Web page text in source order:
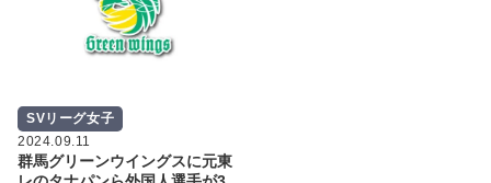
SVリーグ女子
2024.09.11
群馬グリーンウイングスに元東